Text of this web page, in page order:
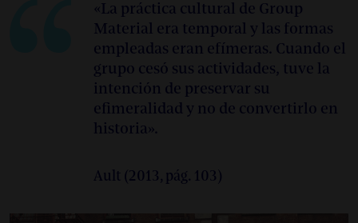
«La práctica cultural de Group
Material era temporal y las formas
empleadas eran efímeras. Cuando el
grupo cesó sus actividades, tuve la
intención de preservar su
efimeralidad y no de convertirlo en
historia».
Ault (2013, pág. 103)